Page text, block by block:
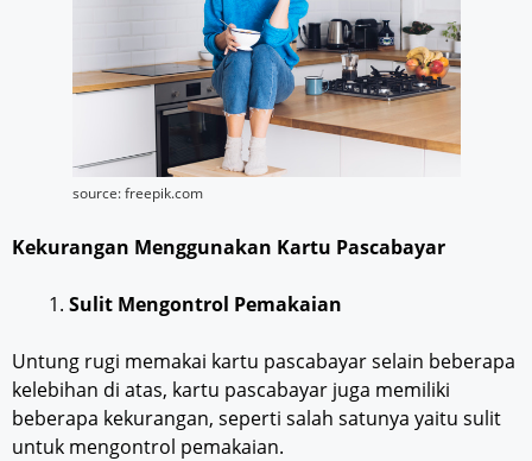
source: freepik.com
Kekurangan Menggunakan Kartu Pascabayar
Sulit Mengontrol Pemakaian
Untung rugi memakai kartu pascabayar selain beberapa
kelebihan di atas, kartu pascabayar juga memiliki
beberapa kekurangan, seperti salah satunya yaitu sulit
untuk mengontrol pemakaian.